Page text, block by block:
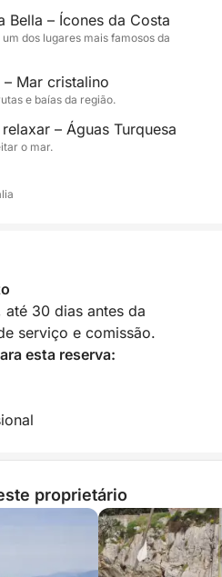
manhã ou à tarde, é uma
amigos ou pequenos
Taormina sob uma
e tripulação (300 euros)
Bella – Ícones da Costa
dos lugares mais famosos da
Mar cristalino
e baías da região.
– Águas Turquesa
o mar.
30 dias antes da
serviço e comissão.
esta reserva:
proprietário